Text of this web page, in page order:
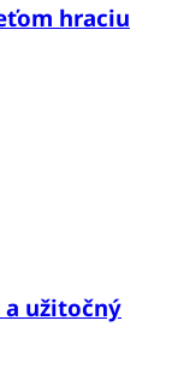
hraciu
užitočný